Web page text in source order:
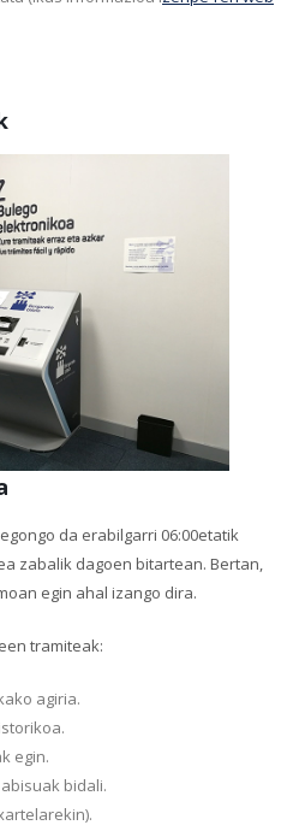
da erabilgarri 06:00etatik
zabalik dagoen bitartean. Bertan,
egin ahal izango dira.
tramiteak:
agiria.
egin.
bidali.